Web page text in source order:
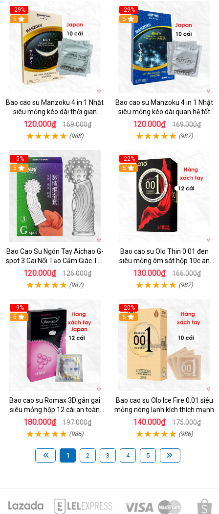
-29%
5
Bao cao su Manzoku 4 in 1 Nhật
siêu mỏng kéo dài thời gian
chính hãng
120.000₫ 169.000₫
(988)
-29%
5
Bao cao su Manzoku 4 in 1 Nhật
siêu mỏng kéo dài quan hệ tốt
120.000₫ 169.000₫
(987)
-5%
5
Bao Cao Su Ngón Tay Aichao G-
spot 3 Gai Nổi Tạo Cảm Giác Tột
Đỉnh
120.000₫ 126.000₫
(987)
-22%
5
Bao cao su Olo Thin 0.01 đen
siêu mỏng ôm sát hộp 10c an
toàn
130.000₫ 166.000₫
(987)
-9%
5
Bao cao su Romax 3D gân gai
siêu mỏng hộp 12 cái an toàn
chất lượng
180.000₫ 197.000₫
(986)
-20%
5
Bao cao su Olo Ice Fire 0.01 siêu
mỏng nóng lạnh kích thích mạnh
140.000₫ 175.000₫
(986)
1 2 3 4 5